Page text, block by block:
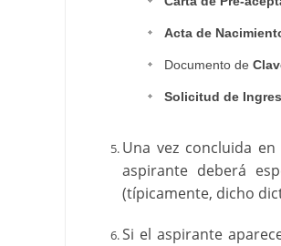
Acta de
Documento de
Solicitud de
Una vez concluida
aspirante deberá
(típicamente, dicho
Si el aspirante